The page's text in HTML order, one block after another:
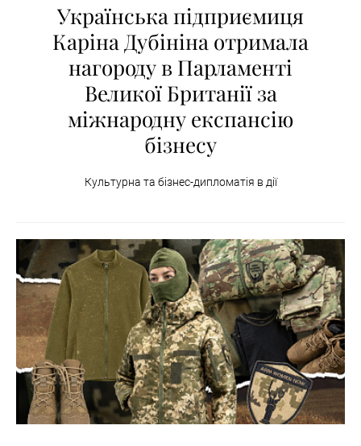
Українська підприємиця
Каріна Дубініна отримала
нагороду в Парламенті
Великої Британії за
міжнародну експансію
бізнесу
Культурна та бізнес-дипломатія в дії